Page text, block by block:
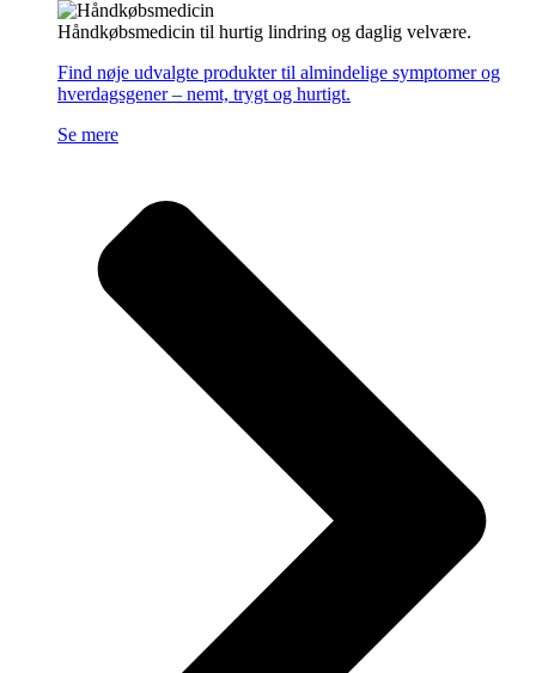
Håndkøbsmedicin til hurtig lindring og daglig velvære.
Find nøje udvalgte produkter til almindelige symptomer og
hverdagsgener – nemt, trygt og hurtigt.
Se mere